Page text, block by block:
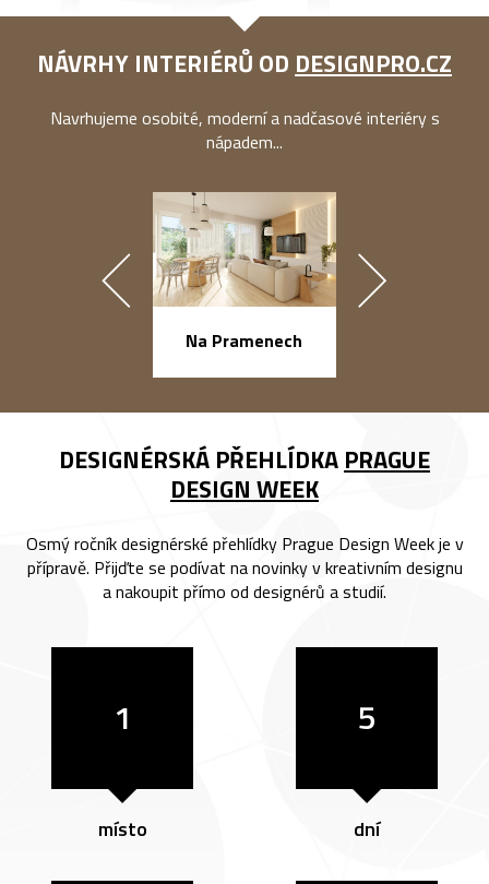
NÁVRHY INTERIÉRŮ OD DESIGNPRO.CZ
Navrhujeme osobité, moderní a nadčasové interiéry s
nápadem...
Na Pramenech
DESIGNÉRSKÁ PŘEHLÍDKA PRAGUE
DESIGN WEEK
Osmý ročník designérské přehlídky Prague Design Week je v
přípravě. Přijďte se podívat na novinky v kreativním designu
a nakoupit přímo od designérů a studií.
1
místo
5
dní